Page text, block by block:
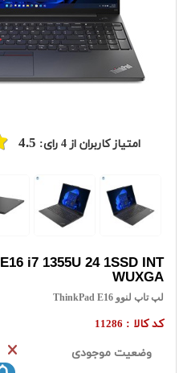
امتیاز کاربران از4 رای: 4.5
i7 1355U 24 1SSD INT
WUXGA
لپ تاپ لنوو ThinkPad E16
کد کالا : 11286
وضعیت موجودی